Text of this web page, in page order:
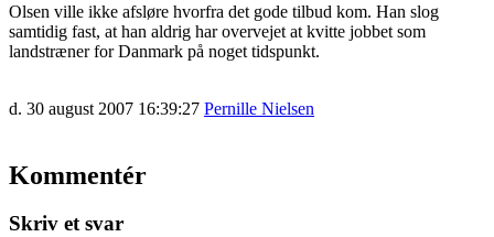
Olsen ville ikke afsløre hvorfra det gode tilbud kom. Han slog
samtidig fast, at han aldrig har overvejet at kvitte jobbet som
landstræner for Danmark på noget tidspunkt.
d. 30 august 2007 16:39:27 Pernille Nielsen
Kommentér
Skriv et svar